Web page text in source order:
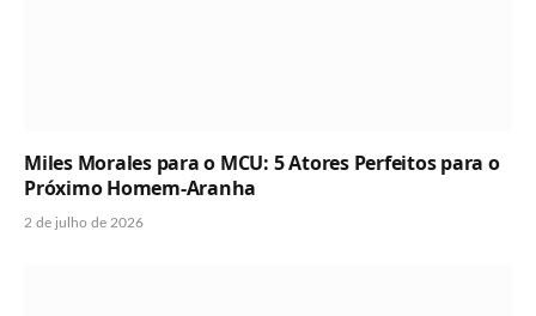
Miles Morales para o MCU: 5 Atores Perfeitos para o
Próximo Homem-Aranha
2 de julho de 2026